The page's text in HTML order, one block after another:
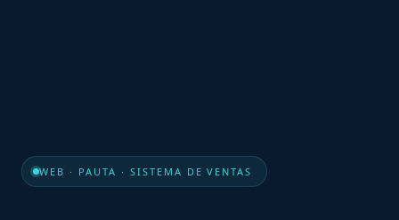
WEB · PAUTA · SISTEMA DE VENTAS